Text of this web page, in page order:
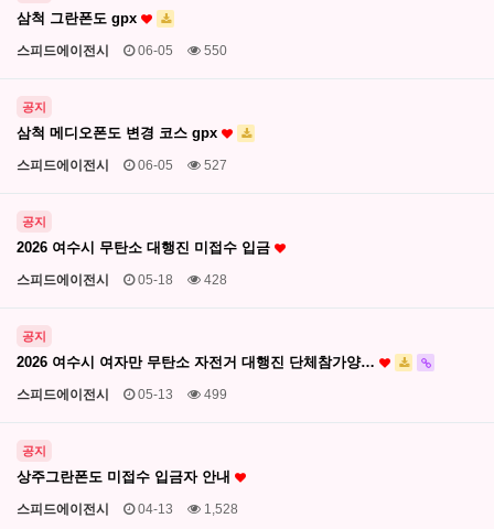
삼척 그란폰도 gpx
스피드에이전시 06-05 550
공지
삼척 메디오폰도 변경 코스 gpx
스피드에이전시 06-05 527
공지
2026 여수시 무탄소 대행진 미접수 입금
스피드에이전시 05-18 428
공지
2026 여수시 여자만 무탄소 자전거 대행진 단체참가양…
스피드에이전시 05-13 499
공지
상주그란폰도 미접수 입금자 안내
스피드에이전시 04-13 1,528